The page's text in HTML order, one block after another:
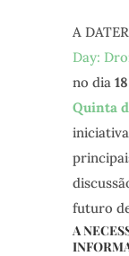
A
Day:
no dia
Quinta
futuro
A